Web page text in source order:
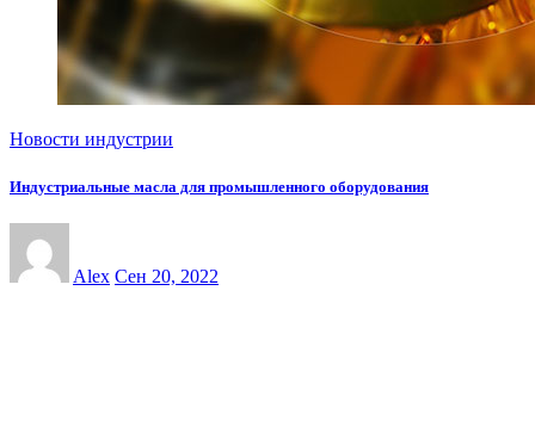
Новости индустрии
Индустриальные масла для промышленного оборудования
Alex Сен 20, 2022